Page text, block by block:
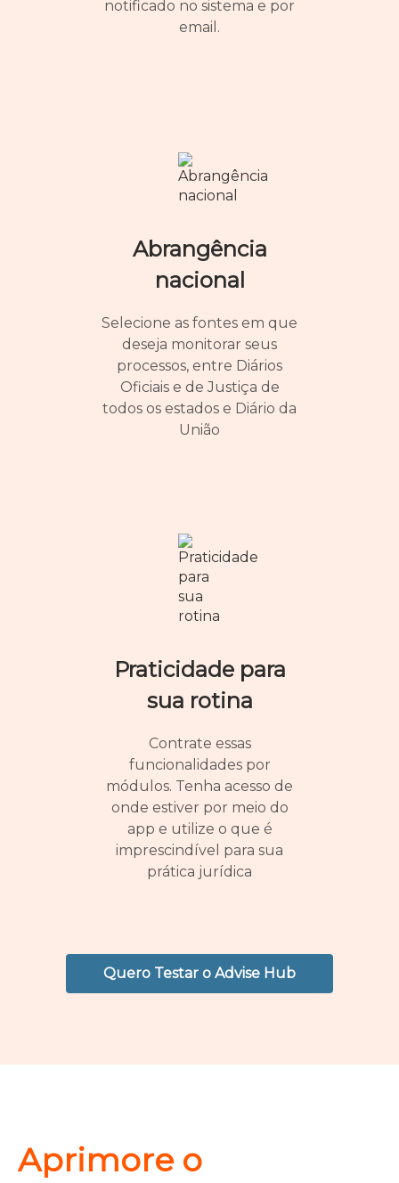
notificado no sistema e por
email.
Abrangência
nacional
Selecione as fontes em que
deseja monitorar seus
processos, entre Diários
Oficiais e de Justiça de
todos os estados e Diário da
União
Praticidade para
sua rotina
Contrate essas
funcionalidades por
módulos. Tenha acesso de
onde estiver por meio do
app e utilize o que é
imprescindível para sua
prática jurídica
Quero Testar o Advise Hub
Aprimore o